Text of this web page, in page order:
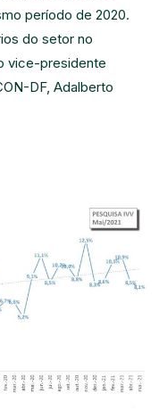
período de 2020.
do setor no
vice-presidente
DF, Adalberto